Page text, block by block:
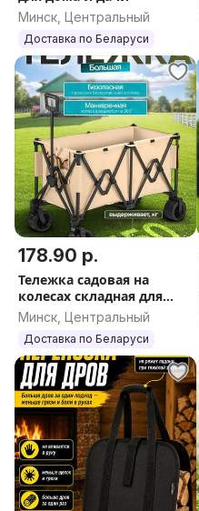
Минск, Центральный
Доставка по Беларуси
178.90 р.
Тележка садовая на
колесах складная для
рыбалки, походов,
переездов
Минск, Центральный
Доставка по Беларуси